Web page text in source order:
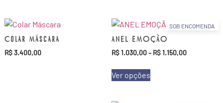
Colar Máscara
R$3.400,00
SOB ENCOMENDA
ANEL EMOÇÃO
R$ 1.030,00– R$ 1.150,00
Ver opções